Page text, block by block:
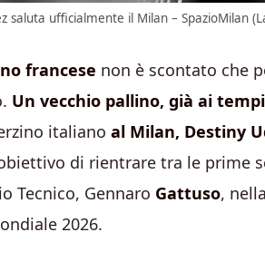
saluta ufficialmente il Milan – SpazioMilan
francese non è scontato che
Un vecchio pallino, già ai
italiano al Milan, Destiny
di rientrare tra le prime
Tecnico, Gennaro Gattuso,
2026.